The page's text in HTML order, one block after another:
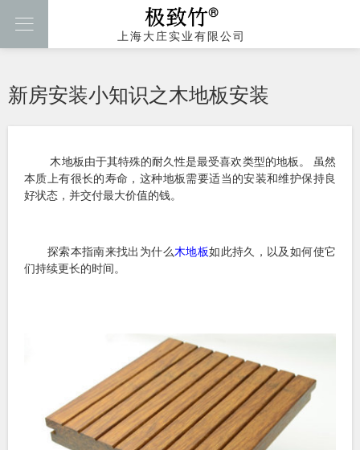

上海大庄实业有限公司
新房安装小知识之木地板安装
木地板由于其特殊的耐久性是最受喜欢类型的地板。 虽然
本质上有很长的寿命，这种地板需要适当的安装和维护保持良
好状态，并交付最大价值的钱。
探索本指南来找出为什么木地板如此持久，以及如何使它
们持续更长的时间。